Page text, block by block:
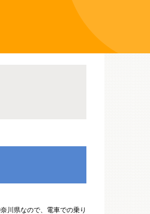
川県なので、電車での乗り